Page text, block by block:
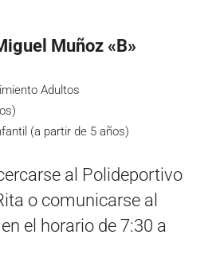
Muñoz «B»
Adultos
(a partir de 5 años)
al Polideportivo
o comunicarse al
el horario de 7:30 a